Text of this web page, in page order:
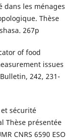
les ménages
Thèse
267p
of food
issues
242, 231-
sécurité
Thèse présentée
CNRS 6590 ESO